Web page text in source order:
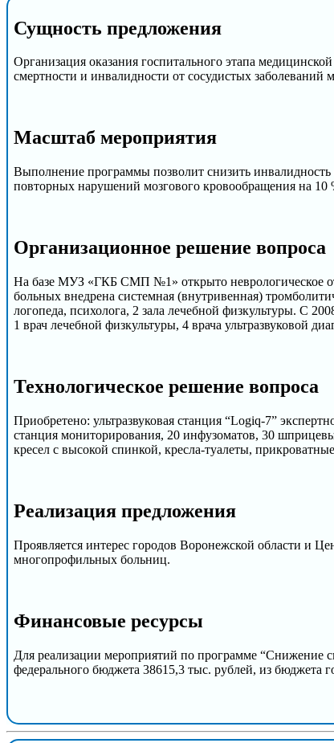
Сущность предложения
Организация оказания госпитального этапа
смертности и инвалидности от сосудистых заболеваний
Масштаб мероприятия
Выполнение программы позволит снизить
повторных нарушений мозгового кровообращения на 10
Организационное решение вопроса
На базе МУЗ «ГКБ СМП №1» открыто неврологическое
больных внедрена системная (внутривенная)
логопеда, психолога, 2 зала лечебной физкультуры. С
1 врач лечебной физкультуры, 4 врача ультразвуковой
Технологическое решение вопроса
Приобретено: ультразвуковая станция “Logiq-7”
станция мониторирования, 20 инфузоматов, 30
кресел с высокой спинкой, кресла-туалеты,
Реализация предложения
Проявляется интерес городов Воронежской области и
многопрофильных больниц.
Финансовые ресурсы
Для реализации мероприятий по программе “Снижение
федерального бюджета 38615,3 тыс. рублей, из бюджета